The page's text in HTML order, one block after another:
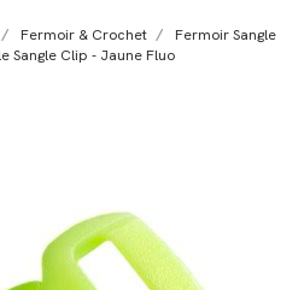
Fermoir & Crochet
Fermoir Sangle
Sangle Clip - Jaune Fluo